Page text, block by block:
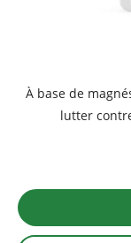
À base de
lutter